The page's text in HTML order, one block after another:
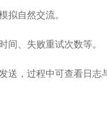
拟自然交流。
间、失败重试次数等。
送，过程中可查看日志